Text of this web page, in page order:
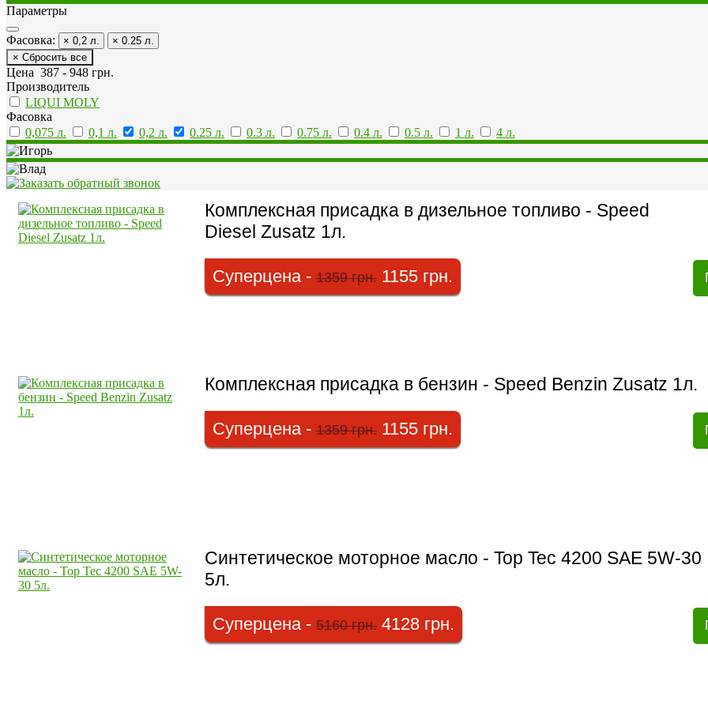
Параметры
Фасовка: × 0,2 л.
× 0.25 л.
× Сбросить все
Цена 387 - 948 грн.
Производитель
LIQUI MOLY
Фасовка
0,075 л.
0,1 л. 0,2 л. 0.25 л. 0.3 л. 0.75 л. 0.4 л. 0.5 л. 1 л. 4 л.
Комплексная присадка в дизельное топливо - Speed
Diesel Zusatz 1л.
Суперцена - 1359 грн. 1155 грн.
Комплексная присадка в бензин - Speed Benzin Zusatz 1л.
Суперцена - 1359 грн. 1155 грн.
Синтетическое моторное масло - Top Tec 4200 SAE 5W-30
5л.
Суперцена - 5160 грн. 4128 грн.